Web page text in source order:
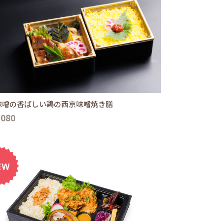
噌の香ばしい鶏の西京味噌焼き膳